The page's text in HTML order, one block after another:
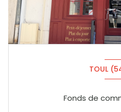
TOUL